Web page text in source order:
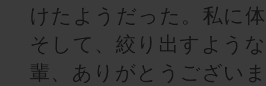
けたようだった。私に
そして、絞り出すよう
輩、ありがとうござい